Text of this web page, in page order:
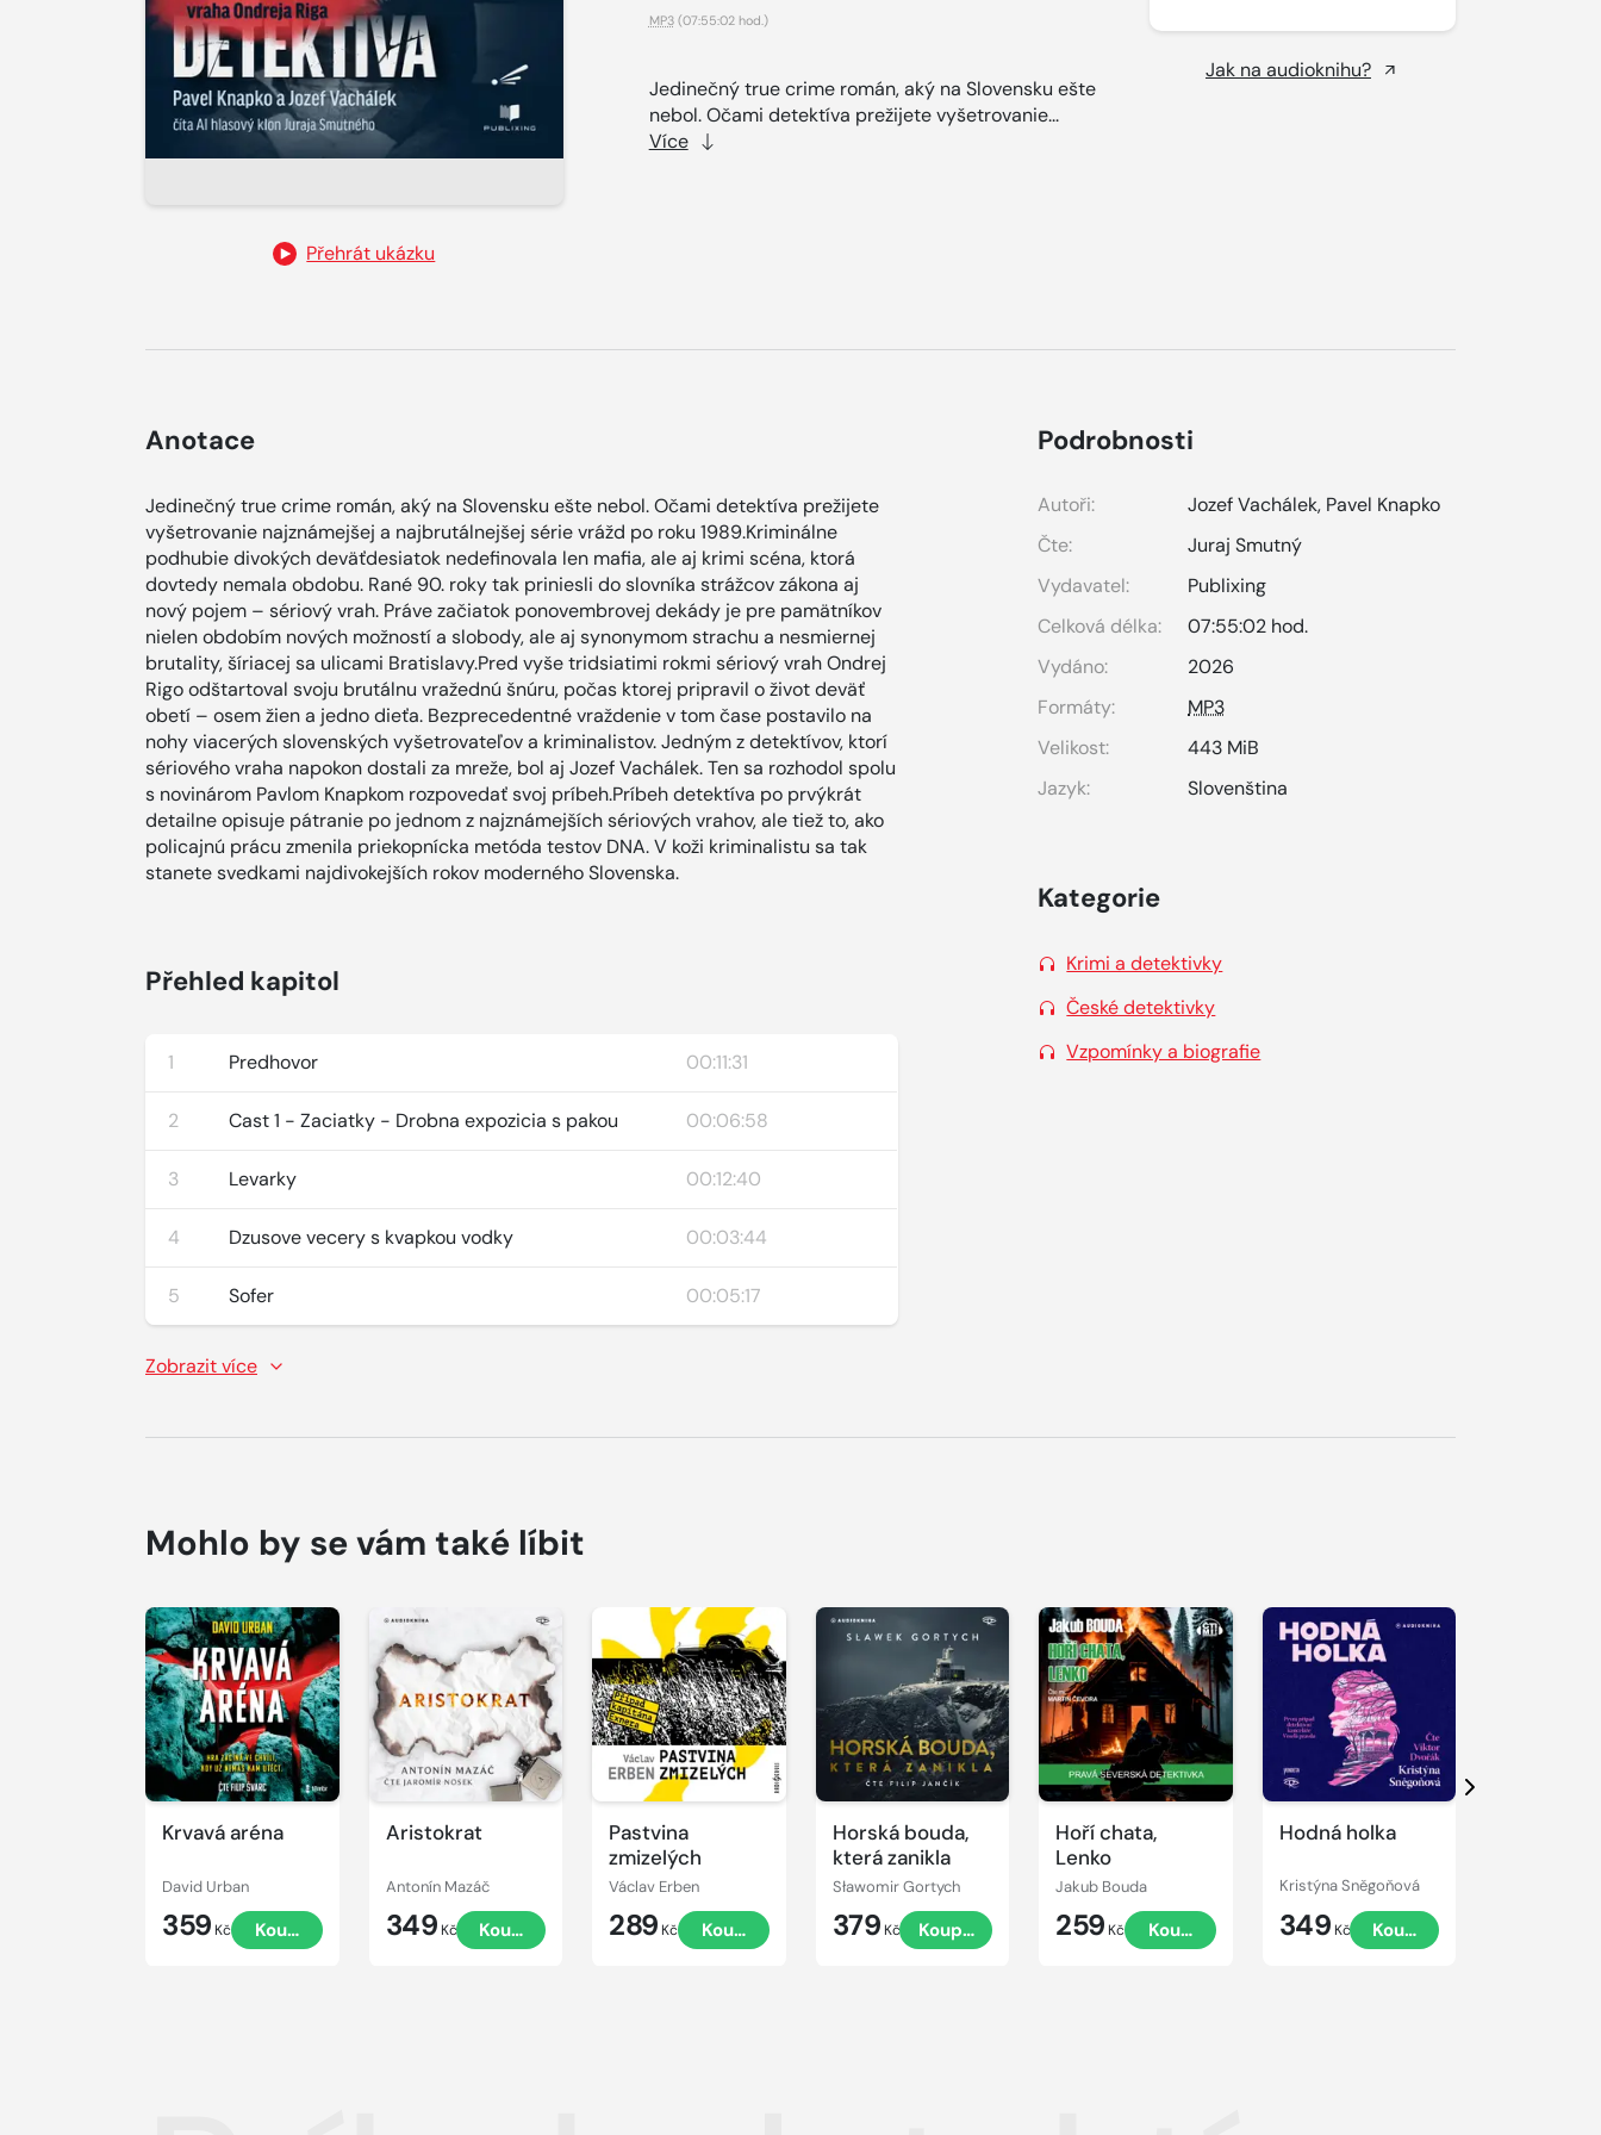
Přehrát ukázku
MP3(07:55:02 hod.)
Jedinečný true crime román, aký na Slovensku ešte
nebol. Očami detektíva prežijete vyšetrovanie...
Více
Jak na audioknihu?
Anotace
Jedinečný true crime román, aký na Slovensku ešte nebol. Očami detektíva prežijete
vyšetrovanie najznámejšej a najbrutálnejšej série vrážd po roku 1989.Kriminálne
podhubie divokých deväťdesiatok nedefinovala len mafia, ale aj krimi scéna, ktorá
dovtedy nemala obdobu. Rané 90. roky tak priniesli do slovníka strážcov zákona aj
nový pojem – sériový vrah. Práve začiatok ponovembrovej dekády je pre pamätníkov
nielen obdobím nových možností a slobody, ale aj synonymom strachu a nesmiernej
brutality, šíriacej sa ulicami Bratislavy.Pred vyše tridsiatimi rokmi sériový vrah Ondrej
Rigo odštartoval svoju brutálnu vražednú šnúru, počas ktorej pripravil o život deväť
obetí – osem žien a jedno dieťa. Bezprecedentné vraždenie v tom čase postavilo na
nohy viacerých slovenských vyšetrovateľov a kriminalistov. Jedným z detektívov, ktorí
sériového vraha napokon dostali za mreže, bol aj Jozef Vachálek. Ten sa rozhodol spolu
s novinárom Pavlom Knapkom rozpovedať svoj príbeh.Príbeh detektíva po prvýkrát
detailne opisuje pátranie po jednom z najznámejších sériových vrahov, ale tiež to, ako
policajnú prácu zmenila priekopnícka metóda testov DNA. V koži kriminalistu sa tak
stanete svedkami najdivokejších rokov moderného Slovenska.
Přehled kapitol
1 Predhovor 00:11:31
2 Cast 1 - Zaciatky - Drobna expozicia s pakou 00:06:58
3 Levarky 00:12:40
4 Dzusove vecery s kvapkou vodky 00:03:44
5 Sofer 00:05:17
Zobrazit více
Podrobnosti
Autoři: Jozef Vachálek, Pavel Knapko
Čte:
Juraj Smutný
Vydavatel:
Publixing
Celková délka:
07:55:02 hod.
Vydáno:
2026
Formáty:
MP3
Velikost:
443 MiB
Jazyk:
Slovenština
Kategorie
Krimi a detektivky
České detektivky
Vzpomínky a biografie
Mohlo by se vám také líbit
Krvavá aréna
David Urban
359 Kč Koupit
Přehrát
ukázku
Aristokrat
Antonín Mazáč
349 Kč Koupit
Přehrát
ukázku
Pastvina
zmizelých
Václav Erben
289 Kč Koupit
Přehrát
ukázku
Horská bouda,
která zanikla
Sławomir Gortych
379 Kč Koupit
Hoří chata,
Lenko
Jakub Bouda
259 Kč Koupit
Přehrát
ukázku
Hodná holka
Kristýna Sněgoňová
349 Kč Koupit
Přehrát
Další